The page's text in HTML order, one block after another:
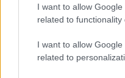
I want to allow
related to functionality
I want to allow
related to